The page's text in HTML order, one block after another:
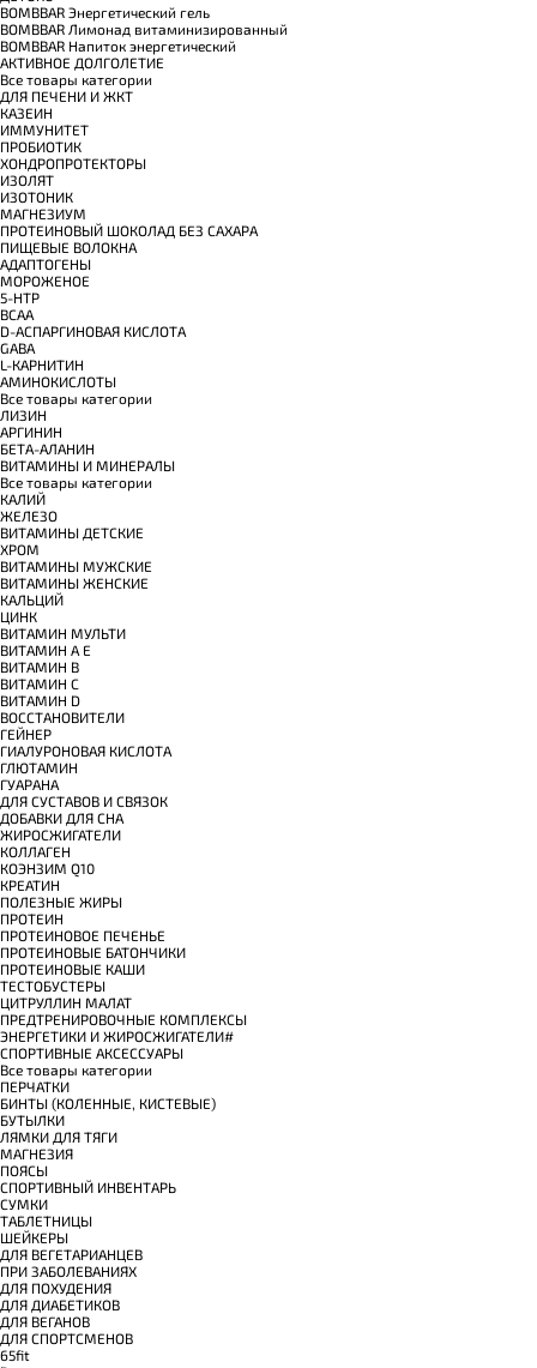
BOMBBAR Энергетический гель
BOMBBAR Лимонад витаминизированный
BOMBBAR Напиток энергетический
АКТИВНОЕ ДОЛГОЛЕТИЕ
Все товары категории
ДЛЯ ПЕЧЕНИ И ЖКТ
КАЗЕИН
ИММУНИТЕТ
ПРОБИОТИК
ХОНДРОПРОТЕКТОРЫ
ИЗОЛЯТ
ИЗОТОНИК
МАГНЕЗИУМ
ПРОТЕИНОВЫЙ ШОКОЛАД БЕЗ САХАРА
ПИЩЕВЫЕ ВОЛОКНА
АДАПТОГЕНЫ
МОРОЖЕНОЕ
5-HTP
BCAA
D-АСПАРГИНОВАЯ КИСЛОТА
GABA
L-КАРНИТИН
АМИНОКИСЛОТЫ
Все товары категории
ЛИЗИН
АРГИНИН
БЕТА-АЛАНИН
ВИТАМИНЫ И МИНЕРАЛЫ
Все товары категории
КАЛИЙ
ЖЕЛЕЗО
ВИТАМИНЫ ДЕТСКИЕ
ХРОМ
ВИТАМИНЫ МУЖСКИЕ
ВИТАМИНЫ ЖЕНСКИЕ
КАЛЬЦИЙ
ЦИНК
ВИТАМИН МУЛЬТИ
ВИТАМИН A E
ВИТАМИН B
ВИТАМИН C
ВИТАМИН D
ВОССТАНОВИТЕЛИ
ГЕЙНЕР
ГИАЛУРОНОВАЯ КИСЛОТА
ГЛЮТАМИН
ГУАРАНА
ДЛЯ СУСТАВОВ И СВЯЗОК
ДОБАВКИ ДЛЯ СНА
ЖИРОСЖИГАТЕЛИ
КОЛЛАГЕН
КОЭНЗИМ Q10
КРЕАТИН
ПОЛЕЗНЫЕ ЖИРЫ
ПРОТЕИН
ПРОТЕИНОВОЕ ПЕЧЕНЬЕ
ПРОТЕИНОВЫЕ БАТОНЧИКИ
ПРОТЕИНОВЫЕ КАШИ
ТЕСТОБУСТЕРЫ
ЦИТРУЛЛИН МАЛАТ
ПРЕДТРЕНИРОВОЧНЫЕ КОМПЛЕКСЫ
ЭНЕРГЕТИКИ И ЖИРОСЖИГАТЕЛИ#
СПОРТИВНЫЕ АКСЕССУАРЫ
Все товары категории
ПЕРЧАТКИ
БИНТЫ (КОЛЕННЫЕ, КИСТЕВЫЕ)
БУТЫЛКИ
ЛЯМКИ ДЛЯ ТЯГИ
МАГНЕЗИЯ
ПОЯСЫ
СПОРТИВНЫЙ ИНВЕНТАРЬ
СУМКИ
ТАБЛЕТНИЦЫ
ШЕЙКЕРЫ
ДЛЯ ВЕГЕТАРИАНЦЕВ
ПРИ ЗАБОЛЕВАНИЯХ
ДЛЯ ПОХУДЕНИЯ
ДЛЯ ДИАБЕТИКОВ
ДЛЯ ВЕГАНОВ
ДЛЯ СПОРТСМЕНОВ
65fit